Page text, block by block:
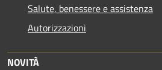
Salute, benessere e assistenza
Autorizzazioni
NOVITÀ